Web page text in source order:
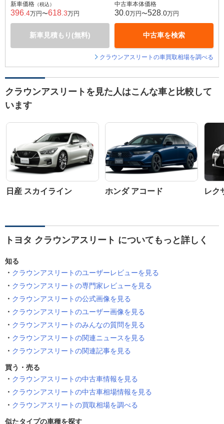
新車価格 （税込）
396 .4万円〜618 .3万円
新車見積もり(無料)
中古車本体価格
30 .0万円〜528 .0万円
中古車を検索
クラウンアスリートの車買取相場を調べる
クラウンアスリートを見た人はこんな車と比較して
います
日産 スカイライン ホンダ アコード レク
トヨタ クラウンアスリート についてもっと詳しく
知る
クラウンアスリートのユーザーレビューを見る
クラウンアスリートの専門家レビューを見る
クラウンアスリートの公式画像を見る
クラウンアスリートのユーザー画像を見る
クラウンアスリートのみんなの質問を見る
クラウンアスリートの関連ニュースを見る
クラウンアスリートの関連記事を見る
買う・売る
クラウンアスリートの中古車情報を見る
クラウンアスリートの中古車相場情報を見る
クラウンアスリートの買取相場を調べる
似たタイプの車種を探す